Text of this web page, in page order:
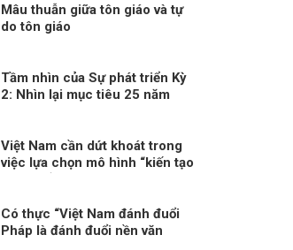
Mâu thuẫn giữa tôn giáo và tự
do tôn giáo
Tầm nhìn của Sự phát triển Kỳ
2: Nhìn lại mục tiêu 25 năm
Việt Nam cần dứt khoát trong
việc lựa chọn mô hình “kiến tạo
Có thực “Việt Nam đánh đuổi
Pháp là đánh đuổi nền văn